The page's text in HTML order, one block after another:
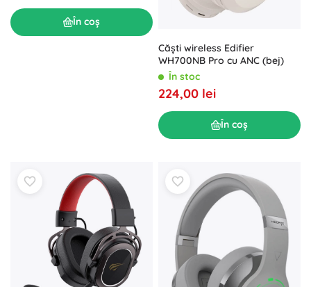
În coș
Căști wireless Edifier
WH700NB Pro cu ANC (bej)
În stoc
224,00 lei
În coș